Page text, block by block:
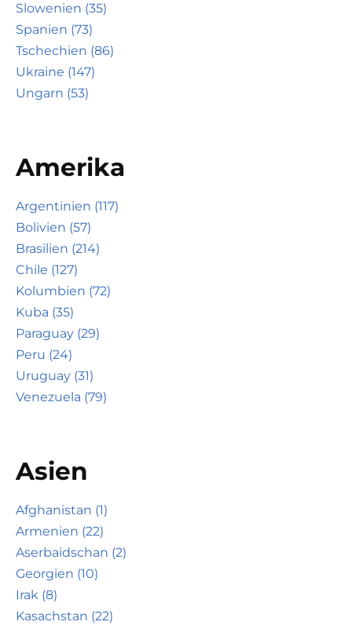
Slowenien (35)
Spanien (73)
Tschechien (86)
Ukraine (147)
Ungarn (53)
Amerika
Argentinien (117)
Bolivien (57)
Brasilien (214)
Chile (127)
Kolumbien (72)
Kuba (35)
Paraguay (29)
Peru (24)
Uruguay (31)
Venezuela (79)
Asien
Afghanistan (1)
Armenien (22)
Aserbaidschan (2)
Georgien (10)
Irak (8)
Kasachstan (22)